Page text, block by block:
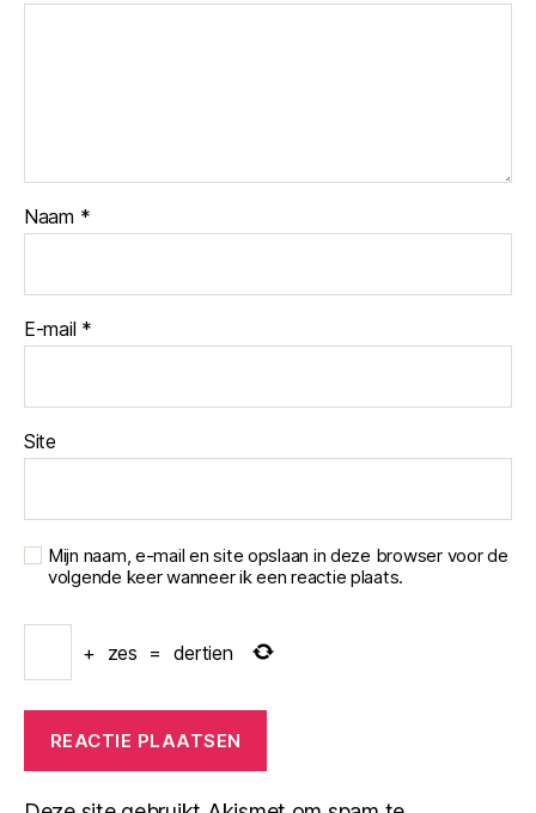
Naam *
E-mail *
Site
Mijn naam, e-mail en site opslaan in deze browser voor de
volgende keer wanneer ik een reactie plaats.
+ zes = dertien